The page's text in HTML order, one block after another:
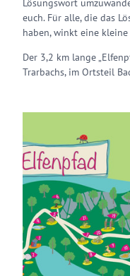
Lösungswort
euch. Für alle, die das
haben, winkt eine
Der 3,2 km lange
Trarbachs, im Ortsteil